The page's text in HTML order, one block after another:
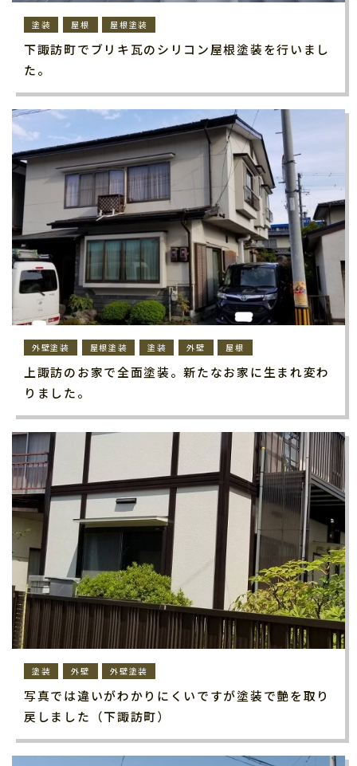
塗装 屋根 屋根塗装
下諏訪町でブリキ瓦のシリコン屋根塗装を行いまし
た。
外壁塗装 屋根塗装 塗装 外壁 屋根
上諏訪のお家で全面塗装。新たなお家に生まれ変わ
りました。
塗装 外壁 外壁塗装
写真では違いがわかりにくいですが塗装で艶を取り
戻しました（下諏訪町）